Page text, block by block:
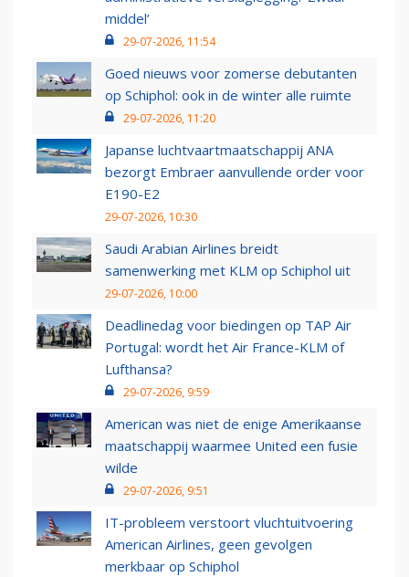
middel’
29-07-2026, 11:54
Goed nieuws voor zomerse debutanten
op Schiphol: ook in de winter alle ruimte
29-07-2026, 11:20
Japanse luchtvaartmaatschappij ANA
bezorgt Embraer aanvullende order voor
E190-E2
29-07-2026, 10:30
Saudi Arabian Airlines breidt
samenwerking met KLM op Schiphol uit
29-07-2026, 10:00
Deadlinedag voor biedingen op TAP Air
Portugal: wordt het Air France-KLM of
Lufthansa?
29-07-2026, 9:59
American was niet de enige Amerikaanse
maatschappij waarmee United een fusie
wilde
29-07-2026, 9:51
IT-probleem verstoort vluchtuitvoering
American Airlines, geen gevolgen
merkbaar op Schiphol